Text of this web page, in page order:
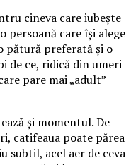
cineva care iubește
persoană care își alege
pătură preferată și o
de ce, ridică din umeri
pare mai „adult”
și momentul. De
catifeaua poate părea
subtil, acel aer de ceva